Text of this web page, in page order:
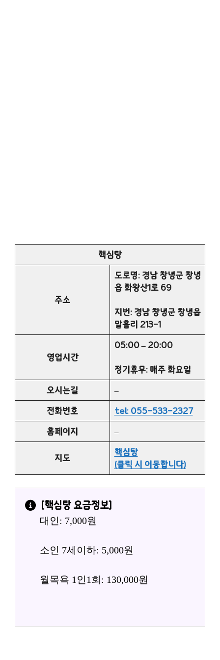
핵심탕
주소
도로명: 경남 창녕군 창녕
읍 화왕산1로 69
지번: 경남 창녕군 창녕읍
말흘리 213-1
영업시간
05:00 – 20:00
정기휴무: 매주 화요일
오시는길
–
전화번호
tel: 055-533-2327
홈페이지
–
지도
핵심탕
(클릭 시 이동합니다)
[핵심탕 요금정보]
대인: 7,000원
소인 7세이하: 5,000원
월목욕 1인1회: 130,000원